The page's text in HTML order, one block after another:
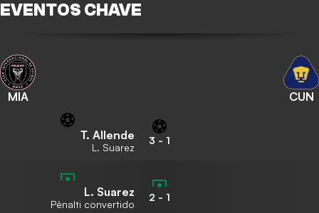
EVENTOS CHAVE
MIA CUN
T. Allende
L. Suarez
3 - 1
L. Suarez
Pênalti convertido
2 - 1